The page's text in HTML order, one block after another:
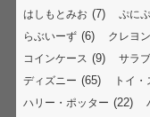
はしもとみお (7) ぷに
らぶいーず (6) クレヨ
コインケース (9) サラ
ディズニー (65) トイ
ハリー・ポッター (22)